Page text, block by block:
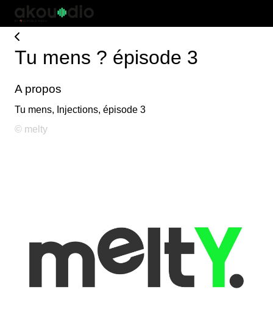
Tu mens ? épisode 3
A propos
Tu mens, Injections, épisode 3
© melty